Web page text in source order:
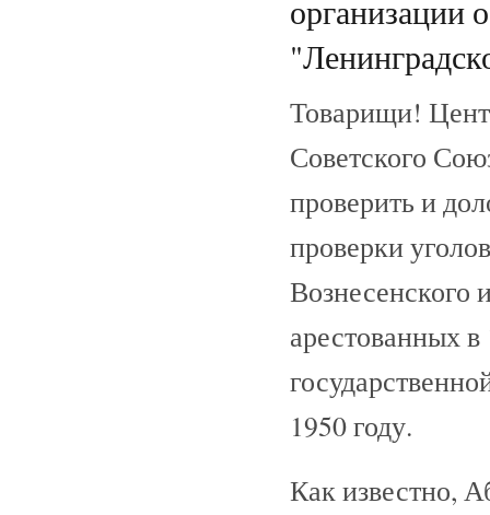
Товарищи!
Советского
проверить и
проверки
Вознесенского
арестованных
1950 году.
Как известно,